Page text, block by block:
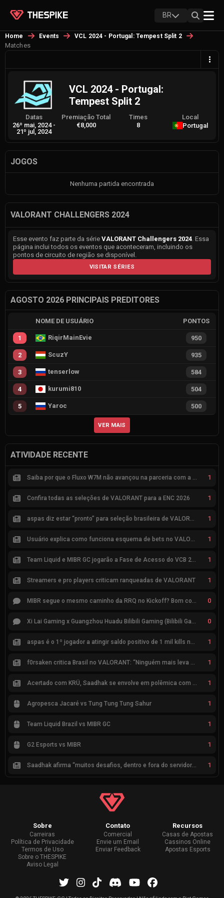
BR
Home Events VCL 2024 - Portugal: Tempest Split 2
Matches
VCL 2024 - Portugal:
Tempest Split 2
Datas
26º mai, 2024 -
21º jul, 2024
Premiação Total
€8,000
Times
8
Local
Portugal
JOGOS
Nenhuma partida encontrada
VALORANT CHALLENGERS 2024
Esse evento faz parte da série VALORANT Challengers 2024. Essa
página inclui todos os eventos que aconteceram, incluindo os
pontos de circuito de região se disponível.
VISITAR SÉRIES
AGOSTO 2026 PRINCIPAIS PREDITORES
NOME DE USUÁRIO PONTOS
1 RiqirMainEvie 950
2 ScuzY 935
3 tenserlow 584
4 kurumi810 504
5 Yaroc 500
VER MAIS
ATIVIDADE RECENTE
Saiba por que o Fluxo W7M não avançou na parceria com a Riot 1
Confira todas as seleções de VALORANT para a ENC 2026 1
aspas diz estar “pronto” para seleção brasileira de VALORANT 1
Usuário explica como funciona esquema de bets no VALORANT 1
Team Liquid e MIBR GC jogarão a Fase de Acesso do VCB 2026 1
Streamers e pro players criticam ranqueadas de VALORANT 1
MIBR segue o mesmo caminho da RRQ no Kickoff? Bom começo, mas risco de eliminação hoje 0
Xi Lai Gaming x Guangzhou Huadu Bilibili Gaming (Bilibili Gaming) 0
aspas é o 1º jogador a atingir saldo positivo de 1 mil kills no VCT 1
f0rsaken critica Brasil no VALORANT: “Ninguém mais leva a sério” 1
Acertado com KRÜ, Saadhak se envolve em polêmica com keznit 1
Agropesca Jacaré vs Tung Tung Tung Sahur 1
Team Liquid Brazil vs MIBR GC 1
G2 Esports vs MIBR 1
Saadhak afirma “muitos desafios, dentro e fora do servidor” sobre a jornada até a classificação 1
Sobre
Carreiras
Política de Privacidade
Termos de Uso
Sobre o THESPIKE
Aviso Legal
Contato
Comercial
Envie um Email
Enviar Feedback
Recursos
Casas de Apostas
Cassinos Online
Apostas Esports